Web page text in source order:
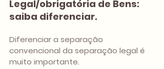
Legal/obrigatória de Bens:
saiba diferenciar.
Diferenciar a separação
convencional da separação legal é
muito importante.